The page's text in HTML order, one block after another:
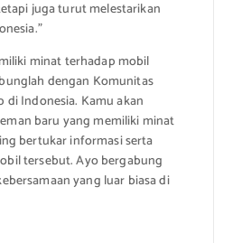
juga turut melestarikan
minat terhadap mobil
dengan Komunitas
di Indonesia. Kamu akan
baru yang memiliki minat
bertukar informasi serta
tersebut. Ayo bergabung
yang luar biasa di